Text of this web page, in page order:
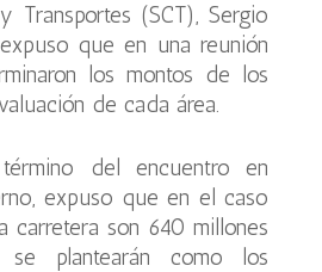
Transportes (SCT), Sergio
que en una reunión
los montos de los
de cada área.
del encuentro en
expuso que en el caso
carretera son 640 millones
plantearán como los